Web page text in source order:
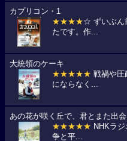
カプリコン・1
★★★★☆ ずいぶん
たです。作...
大統領のケーキ
★★★★★ 戦禍や圧
にならなく...
あの花が咲く丘で、君とまた出会
★★★★★ NHKラ
争と平...